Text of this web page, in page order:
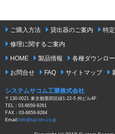
ご購入方法 貸出器のご案内
特
修理に関するご案内
HOME
製品情報 各種ダウンロ
お問合せ
FAQ サイトマップ
システムサコム工業株式会社
〒130-0021 東京都墨田区緑1-22-5 州ビル4F
TEL：03-6659-9261
FAX：03-6659-9264
Email:info@sacom.co.jp